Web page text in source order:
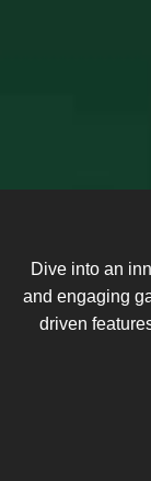
Dive into an
and engaging
driven